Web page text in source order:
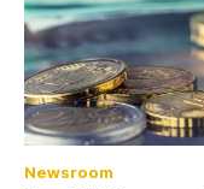
Newsroom